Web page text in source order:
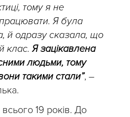
тому я не
Я була
й одразу сказала, що
клас.Я зацікавлена
людьми, тому
такими стали”, –
19 років. До